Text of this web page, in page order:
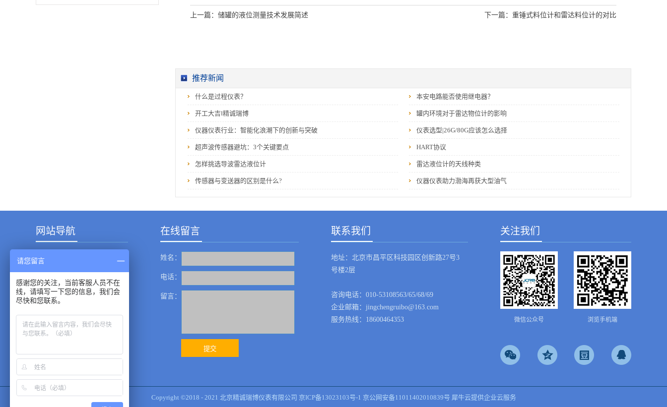
上一篇： 储罐的液位测量技术发展简述 下一篇： 重锤式料位计和雷达料位计的对比
推荐新闻
什么是过程仪表？ 本安电路能否使用继电器？
开工大吉‖精诚瑞博 罐内环境对于雷达物位计的影响
仪器仪表行业：智能化浪潮下的创新与突破 仪表选型|26G/80G应该怎么选择
超声波传感器避坑：3个关键要点 HART协议
怎样挑选导波雷达液位计 雷达液位计的天线种类
传感器与变送器的区别是什么? 仪器仪表助力渤海再获大型油气
网站导航
产品中心
新闻资讯
关于我们
联系我们
在线留言
姓名：
电话：
留言：
联系我们
地址：北京市昌平区科技园区创新路27号3
号楼2层
咨询电话：010-53108563/65/68/69
企业邮箱：jingchengruibo@163.com
服务热线：18600464353
关注我们
微信公众号 浏览手机端
Copyright ©2018 - 2021 北京精诚瑞博仪表有限公司 京ICP备13023103号-1 京公网安备11011402010839号 犀牛云提供企业云服务
请您留言
感谢您的关注，当前客服人员不在
线，请填写一下您的信息，我们会
尽快和您联系。